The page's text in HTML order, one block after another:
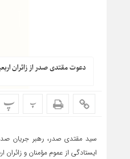
دعوت مقتدی صدر از زائران
پ پ
سید مقتدی صدر، رهبر جریان
ایستادگی از عموم مؤمنان و